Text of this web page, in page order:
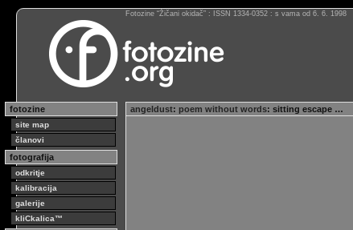
Fotozine “Žičani okidač” : ISSN 1334-0352 : s vama od 6. 6. 1998
fotozine
site map
članovi
fotografija
odkritje
kalibracija
galerije
kliCkalica™
angeldust: poem without words: sitting escape …